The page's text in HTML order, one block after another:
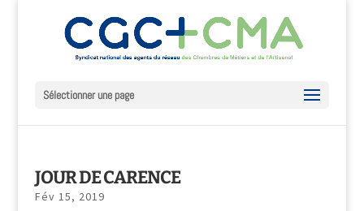
Sélectionner une page
JOUR DE CARENCE
Fév 15, 2019